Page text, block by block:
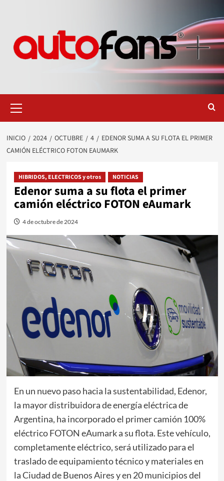
primario
INICIO 2024 OCTUBRE 4
EDENOR SUMA A SU FLOTA EL PRIMER
CAMIÓN ELÉCTRICO FOTON EAUMARK
HIBRIDOS, ELECTRICOS y otros NOTICIAS
Edenor suma a su flota el primer
camión eléctrico FOTON eAumark
4 de octubre de 2024
En un nuevo paso hacia la sustentabilidad, Edenor,
la mayor distribuidora de energía eléctrica de
Argentina, ha incorporado el primer camión 100%
eléctrico FOTON eAumark a su flota. Este vehículo,
completamente eléctrico, será utilizado para el
traslado de equipamiento técnico y materiales en
la Ciudad de Buenos Aires y en 20 municipios del